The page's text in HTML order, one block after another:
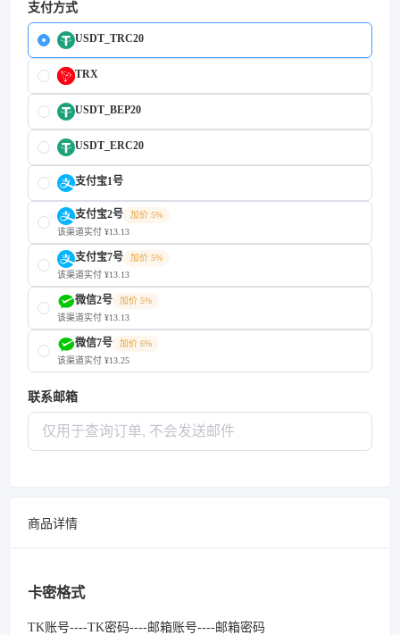
支付方式
USDT_TRC20
TRX
USDT_BEP20
USDT_ERC20
支付宝1号
支付宝2号
加价 5%
该渠道实付 ¥13.13
支付宝7号
加价 5%
该渠道实付 ¥13.13
微信2号
加价 5%
该渠道实付 ¥13.13
微信7号
加价 6%
该渠道实付 ¥13.25
联系邮箱
商品详情
卡密格式
TK账号----TK密码----邮箱账号----邮箱密码